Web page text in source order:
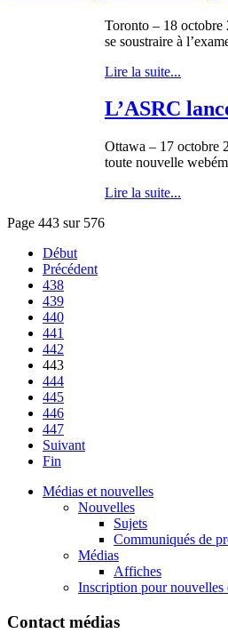
Toronto – 18 octobre
se soustraire à
Lire la suite...
L’ASRC
Ottawa – 17 octobre
toute nouvelle
Lire la suite...
Page 443 sur 576
Début
Précédent
438
439
440
441
442
443
444
445
446
447
Suivant
Fin
Médias et nouvelles
Nouvelles
Sujets
Communiqués de
Médias
Affiches
Inscription pour nouvelles
Contact médias